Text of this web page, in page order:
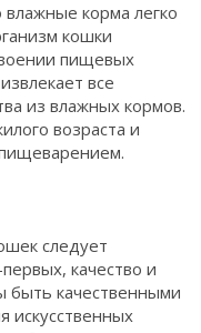
корма легко
кошки
пищевых
все
из влажных кормов.
возраста и
следует
качество и
быть качественными
искусственных